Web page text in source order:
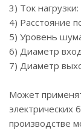
3) Ток
4) Расстояние
5) Уровень
6) Диаметр
7) Диаметр
Может
электрических
производстве